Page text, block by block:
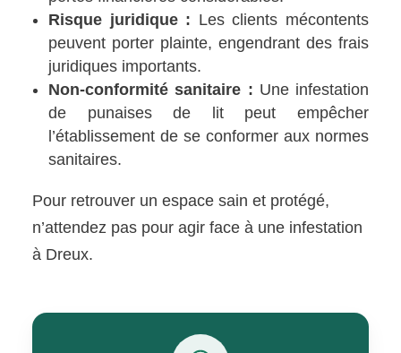
Risque juridique : Les clients mécontents
peuvent porter plainte, engendrant des frais
juridiques importants.
Non-conformité sanitaire : Une infestation
de punaises de lit peut empêcher
l’établissement de se conformer aux normes
sanitaires.
Pour retrouver un espace sain et protégé,
n’attendez pas pour agir face à une infestation
à Dreux.